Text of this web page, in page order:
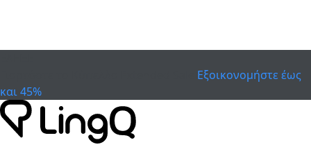
Εξοικονομήστε έως
και 45%